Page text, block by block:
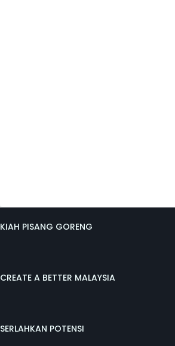
KIAH PISANG GORENG
CREATE A BETTER MALAYSIA
SERLAHKAN POTENSI